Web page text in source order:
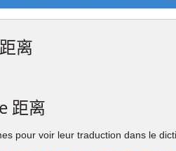
距离
距离
pour voir leur traduction dans le